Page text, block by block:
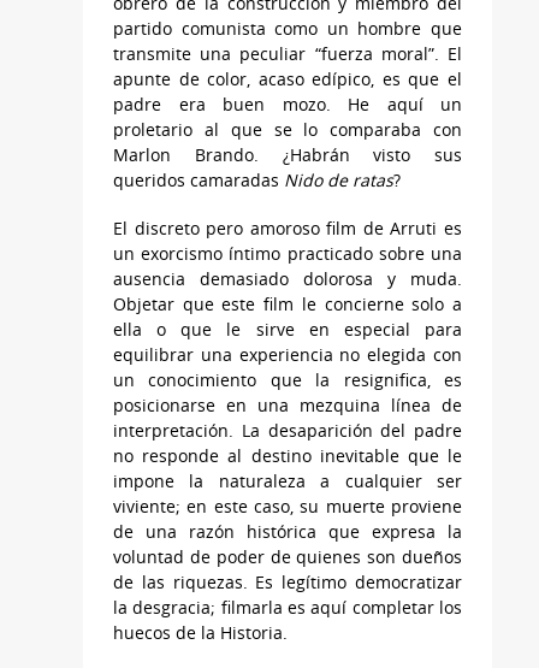
partido comunista como un hombre que
transmite una peculiar “fuerza moral”. El
apunte de color, acaso edípico, es que el
padre era buen mozo. He aquí un
proletario al que se lo comparaba con
Marlon Brando. ¿Habrán visto sus
queridos camaradas Nido de ratas?
El discreto pero amoroso film de Arruti es
un exorcismo íntimo practicado sobre una
ausencia demasiado dolorosa y muda.
Objetar que este film le concierne solo a
ella o que le sirve en especial para
equilibrar una experiencia no elegida con
un conocimiento que la resignifica, es
posicionarse en una mezquina línea de
interpretación. La desaparición del padre
no responde al destino inevitable que le
impone la naturaleza a cualquier ser
viviente; en este caso, su muerte proviene
de una razón histórica que expresa la
voluntad de poder de quienes son dueños
de las riquezas. Es legítimo democratizar
la desgracia; filmarla es aquí completar los
huecos de la Historia.